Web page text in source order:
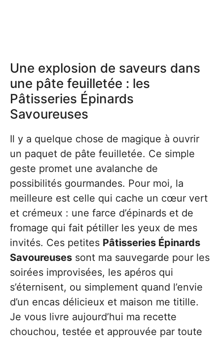
Une explosion de saveurs dans
une pâte feuilletée : les
Pâtisseries Épinards
Savoureuses
Il y a quelque chose de magique à ouvrir
un paquet de pâte feuilletée. Ce simple
geste promet une avalanche de
possibilités gourmandes. Pour moi, la
meilleure est celle qui cache un cœur vert
et crémeux : une farce d’épinards et de
fromage qui fait pétiller les yeux de mes
invités. Ces petites Pâtisseries Épinards
Savoureuses sont ma sauvegarde pour les
soirées improvisées, les apéros qui
s’éternisent, ou simplement quand l’envie
d’un encas délicieux et maison me titille.
Je vous livre aujourd’hui ma recette
chouchou, testée et approuvée par toute